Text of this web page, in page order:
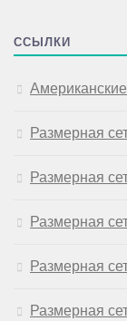
ССЫЛКИ
Размерная
Размерная
Размерная
Размерная
Размерная